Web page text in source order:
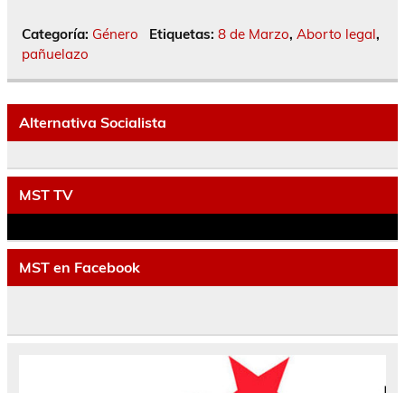
Categoría: Género Etiquetas: 8 de Marzo, Aborto legal,
pañuelazo
Alternativa Socialista
MST TV
MST en Facebook